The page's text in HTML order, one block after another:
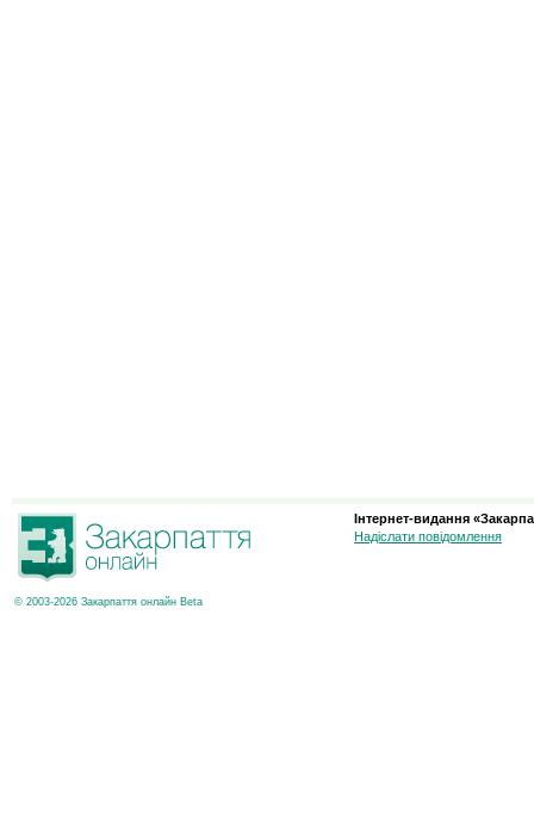
© 2003-2026 Закарпаття онлайн Beta
Інтернет-видання
Надіслати повідомлення